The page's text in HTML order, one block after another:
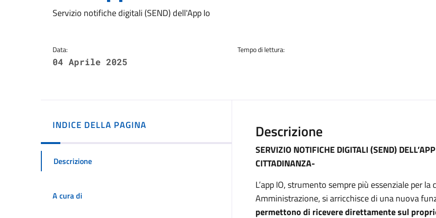
Dettagli della notizia
Servizio notifiche digitali (SEND) dell'App Io
Data:
04 Aprile 2025
Tempo di lettura:
INDICE DELLA PAGINA
Descrizione
A cura di
Descrizione
SERVIZIO NOTIFICHE DIGITALI (SEND)
CITTADINANZA-
L’app IO, strumento sempre più essenziale per
Amministrazione, si arricchisce di una nuova
permettono di ricevere direttamente sul